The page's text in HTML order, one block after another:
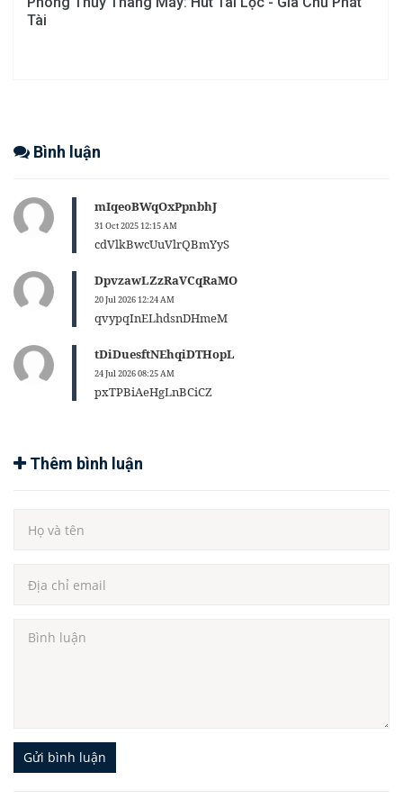
Tài
Bình luận
mIqeoBWqOxPpnbhJ
31 Oct 2025 12:15 AM
cdVlkBwcUuVlrQBmYyS
DpvzawLZzRaVCqRaMO
20 Jul 2026 12:24 AM
qvypqInELhdsnDHmeM
tDiDuesftNEhqiDTHopL
24 Jul 2026 08:25 AM
pxTPBiAeHgLnBCiCZ
Thêm bình luận
Gửi bình luận